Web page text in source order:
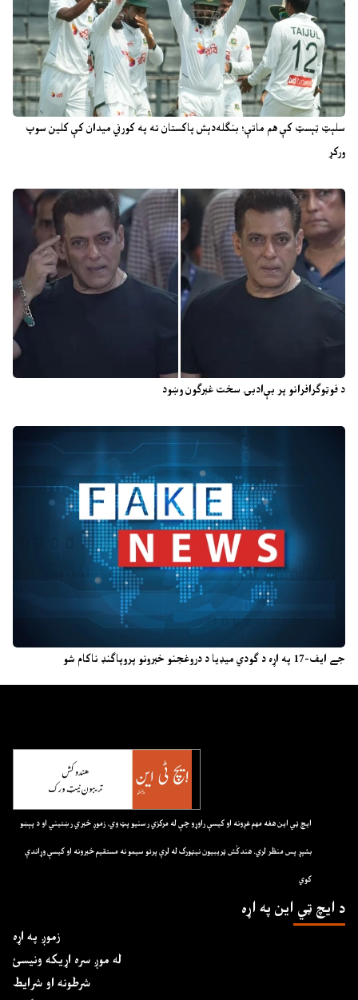
سلېټ ټېسټ کې هم ماتې؛ بنګله‌دېش پاکستان ته په کورني میدان کې کلین سوپ
ورکړ
د فوټوګرافرانو پر بې‌ادبۍ سخت غبرګون وښود
جے ایف-17 په اړه د ګودي میډیا د دروغجنو خبرونو پروپاګنډ ناکام شو
ايچ ټي اين هغه مهم غږونه او کيسې راوړو چې له مرکزي رسنيو پټ وي. زموږ خبري رښتيني او د پېښو
بشپړ پس منظر لري. هندکُش ټريبيون نيټورک له لرې پرتو سيمو نه مستقيم خبرونه او کيسې وړاندې
کوي
د ايچ ټي اين په اړه
زموږ په اړه
له موږ سره اړیکه ونیسئ
شرطونه او شرایط